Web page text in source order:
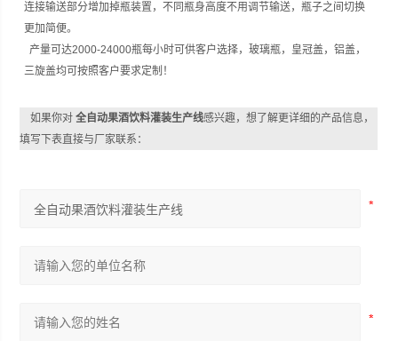
连接输送部分增加掉瓶装置，不同瓶身高度不用调节输送，瓶子之间切换
更加简便。
产量可达2000-24000瓶每小时可供客户选择，玻璃瓶，皇冠盖，铝盖，
三旋盖均可按照客户要求定制！
如果你对全自动果酒饮料灌装生产线感兴趣，想了解更详细的产品信息，
填写下表直接与厂家联系：